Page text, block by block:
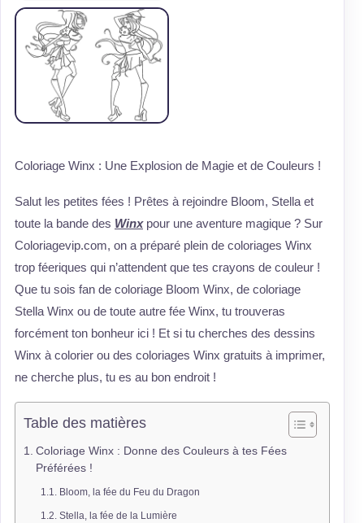
Coloriage Winx : Une Explosion de Magie et de Couleurs !
Salut les petites fées ! Prêtes à rejoindre Bloom, Stella et
toute la bande des Winxpour une aventure magique ? Sur
Coloriagevip.com, on a préparé plein de coloriages Winx
trop féeriques qui n’attendent que tes crayons de couleur !
Que tu sois fan de coloriage Bloom Winx, de coloriage
Stella Winx ou de toute autre fée Winx, tu trouveras
forcément ton bonheur ici ! Et si tu cherches des dessins
Winx à colorier ou des coloriages Winx gratuits à imprimer,
ne cherche plus, tu es au bon endroit !
Table des matières
Coloriage Winx : Donne des Couleurs à tes Fées
Préférées !
Bloom, la fée du Feu du Dragon
Stella, la fée de la Lumière